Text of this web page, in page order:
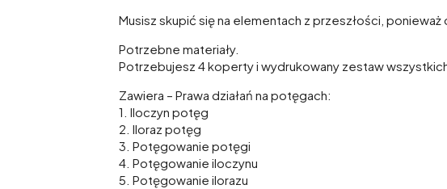
Musisz skupić się na elementach z przeszłości,
Potrzebne materiały.
Potrzebujesz 4 koperty i wydrukowany zestaw
Zawiera – Prawa działań na potęgach:
1. Iloczyn potęg
2. Iloraz potęg
3. Potęgowanie potęgi
4. Potęgowanie iloczynu
5. Potęgowanie ilorazu